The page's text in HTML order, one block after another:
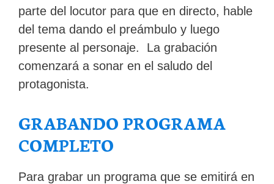
parte del locutor para que en directo, hable
del tema dando el preámbulo y luego
presente al personaje. La grabación
comenzará a sonar en el saludo del
protagonista.
GRABANDO PROGRAMA
COMPLETO
Para grabar un programa que se emitirá en